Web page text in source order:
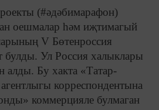
(#әдәбимарафон)
оешмалар һәм иҗтимагый
V Бөтенроссия
булды. Ул Россия халыклары
алды. Бу хакта «Татар-
корреспондентына
коммерцияле булмаган